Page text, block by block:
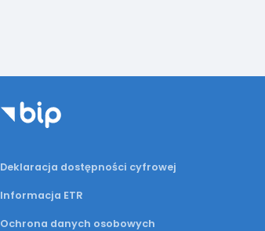
Deklaracja dostępności cyfrowej
Informacja ETR
Ochrona danych osobowych